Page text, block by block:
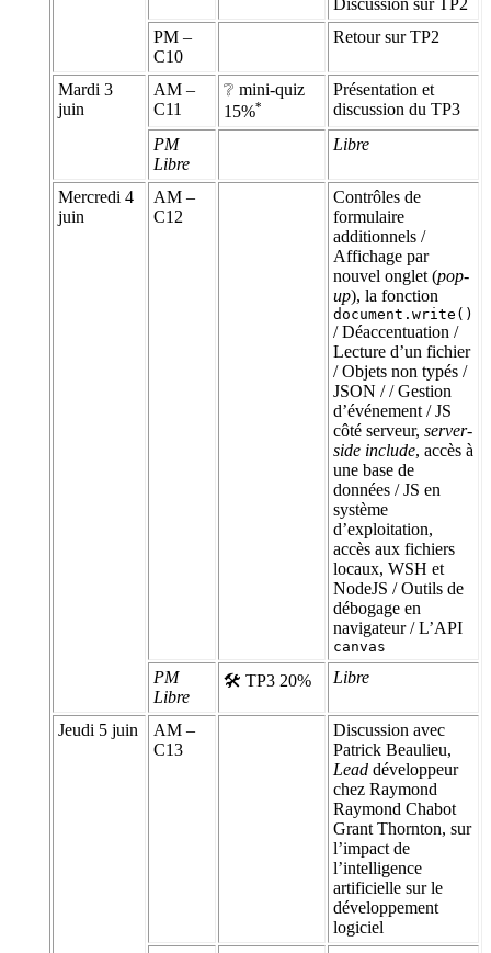
PM –
C10
Retour sur TP2
Mardi 3
juin
AM –
C11
❔ mini-quiz
15%*
Présentation et
discussion du TP3
PM
Libre
Libre
Mercredi 4
juin
AM –
C12
Contrôles de
formulaire
additionnels /
Affichage par
nouvel onglet (pop-
up), la fonction
document.write()
/ Déaccentuation /
Lecture d’un fichier
/ Objets non typés /
JSON / / Gestion
d’événement / JS
côté serveur, server-
side include, accès à
une base de
données / JS en
système
d’exploitation,
accès aux fichiers
locaux, WSH et
NodeJS / Outils de
débogage en
navigateur / L’API
canvas
PM
Libre
🛠 TP3 20% Libre
Jeudi 5 juin
AM –
C13
Discussion avec
Patrick Beaulieu,
Leaddéveloppeur
chez Raymond
Raymond Chabot
Grant Thornton, sur
l’impact de
l’intelligence
artificielle sur le
développement
logiciel